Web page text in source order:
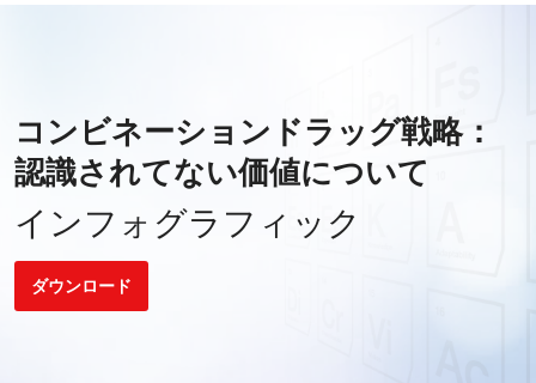
コンビネーションドラッグ戦略：
認識されてない価値について
インフォグラフィック
ダウンロード